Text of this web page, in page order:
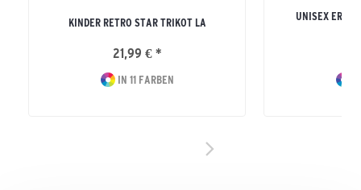
KINDER RETRO STAR TRIKOT LA
21,99 € *
IN 11 FARBEN
UNISEX